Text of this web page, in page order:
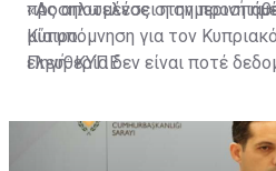
προσηλωμένος στην
Κύπρο.
«Ας αποτελέσει η σημερινή
μία υπόμνηση για τον
ελευθερία δεν είναι ποτέ
παρελθόν, αλλά πυξίδα για το
Πηγή: ΚΥΠΕ